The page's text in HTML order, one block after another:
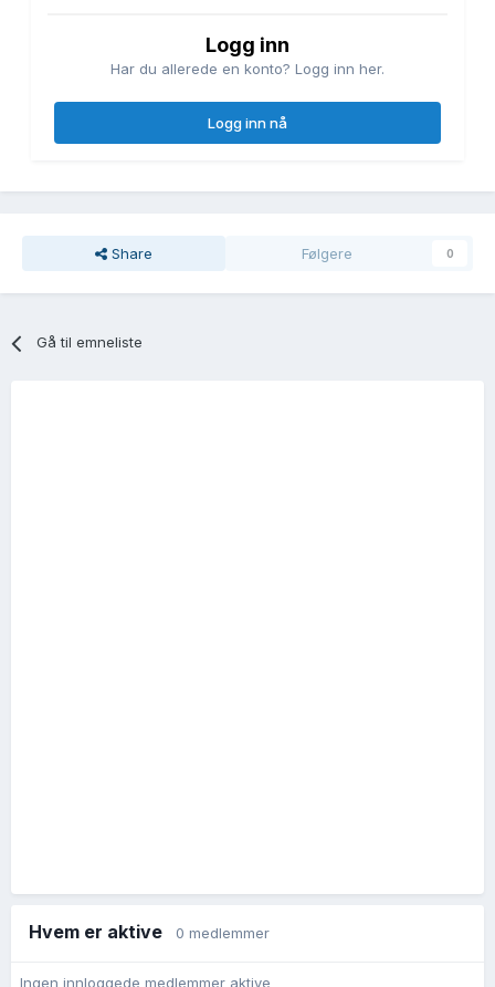
Logg inn
Har du allerede en konto? Logg inn her.
Logg inn nå
Share Følgere 0
Gå til emneliste
Hvem er aktive 0 medlemmer
Ingen innloggede medlemmer aktive